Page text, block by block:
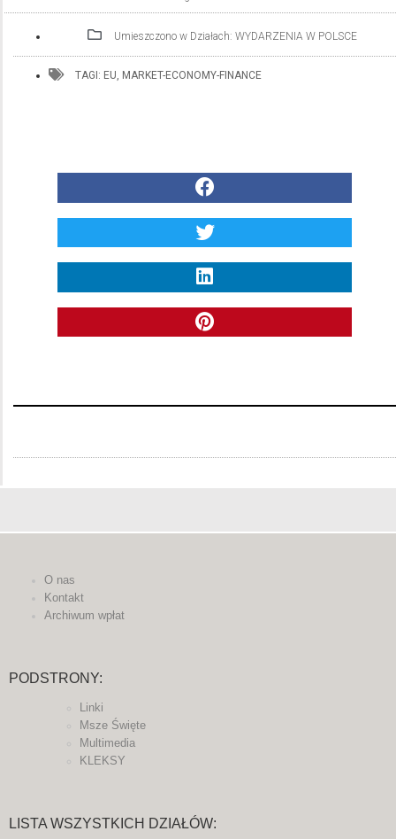
Umieszczono w Działach: WYDARZENIA W POLSCE
TAGI: EU, MARKET-ECONOMY-FINANCE
O nas
Kontakt
Archiwum wpłat
PODSTRONY:
Linki
Msze Święte
Multimedia
KLEKSY
LISTA WSZYSTKICH DZIAŁÓW: